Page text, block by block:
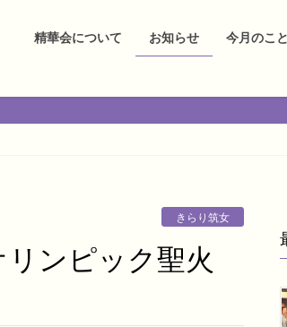
精華会について お知らせ 今月のこ
きらり筑女